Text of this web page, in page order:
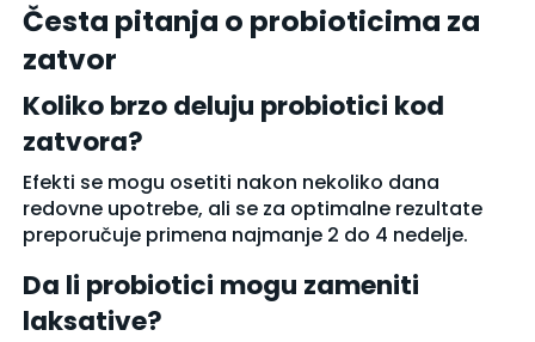
Česta pitanja o probioticima za
zatvor
Koliko brzo deluju probiotici kod
zatvora?
Efekti se mogu osetiti nakon nekoliko dana
redovne upotrebe, ali se za optimalne rezultate
preporučuje primena najmanje 2 do 4 nedelje.
Da li probiotici mogu zameniti
laksative?